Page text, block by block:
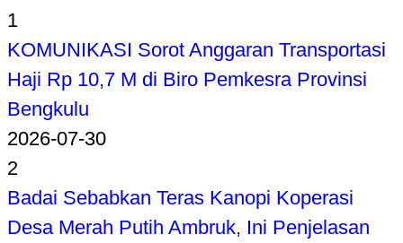
1
KOMUNIKASI Sorot Anggaran Transportasi
Haji Rp 10,7 M di Biro Pemkesra Provinsi
Bengkulu
2026-07-30
2
Badai Sebabkan Teras Kanopi Koperasi
Desa Merah Putih Ambruk, Ini Penjelasan